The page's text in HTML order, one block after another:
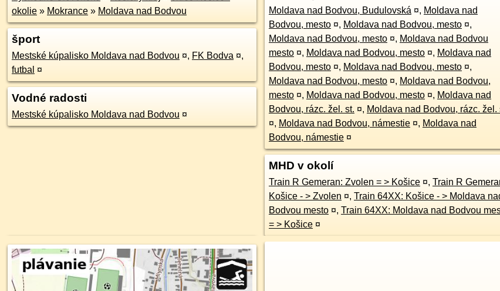
okolie » Mokrance » Moldava nad Bodvou
šport
Mestské kúpalisko Moldava nad Bodvou ¤, FK Bodva ¤,
futbal ¤
Vodné radosti
Mestské kúpalisko Moldava nad Bodvou ¤
Moldava nad Bodvou, Budulovská ¤, Moldava nad
Bodvou, mesto ¤, Moldava nad Bodvou, mesto ¤,
Moldava nad Bodvou, mesto ¤, Moldava nad Bodvou
mesto ¤, Moldava nad Bodvou, mesto ¤, Moldava nad
Bodvou, mesto ¤, Moldava nad Bodvou, mesto ¤,
Moldava nad Bodvou, mesto ¤, Moldava nad Bodvou,
mesto ¤, Moldava nad Bodvou, mesto ¤, Moldava nad
Bodvou, rázc. žel. st. ¤, Moldava nad Bodvou, rázc. žel.
¤, Moldava nad Bodvou, námestie ¤, Moldava nad
Bodvou, námestie ¤
MHD v okolí
Train R Gemeran: Zvolen = > Košice ¤, Train R
Košice - > Zvolen ¤, Train 64XX: Košice - > Moldava nad
Bodvou mesto ¤, Train 64XX: Moldava nad Bodvou
= > Košice ¤